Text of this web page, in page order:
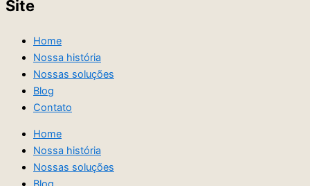
Site
Home
Nossa história
Nossas soluções
Blog
Contato
Home
Nossa história
Nossas soluções